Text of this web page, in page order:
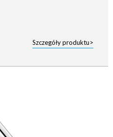
Szczegóły produktu>